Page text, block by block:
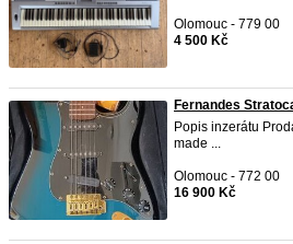
Olomouc - 779 00
4 500 Kč
Fernandes
Popis inzerátu
made ...
Olomouc - 772 00
16 900 Kč